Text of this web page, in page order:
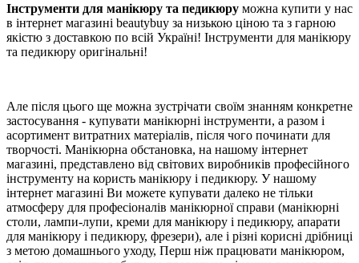
Інструменти для манікюру та педикюру можна купити у нас
в інтернет магазині beautybuy за низькою ціною та з гарною
якістю з доставкою по всій Україні! Інструменти для манікюру
та педикюру оригінальні!
Але після цього ще можна зустрічати своїм знанням конкретне
застосування - купувати манікюрні інструменти, а разом і
асортимент витратних матеріалів, після чого починати для
творчості. Манікюрна обстановка, на нашому інтернет
магазині, представлено від світових виробників професійного
інструменту на користь манікюру і педикюру. У нашому
інтернет магазині Ви можете купувати далеко не тільки
атмосферу для професіоналів манікюрної справи (манікюрні
столи, лампи-лупи, креми для манікюру і педикюру, апарати
для манікюру і педикюру, фрезери), але і різні корисні дрібниці
з метою домашнього уходу, Перш ніж працювати манікюром,